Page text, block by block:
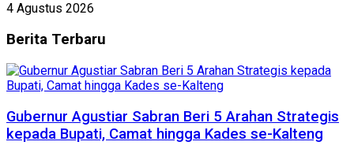
4 Agustus 2026
Berita Terbaru
Gubernur Agustiar Sabran Beri 5 Arahan Strategis
kepada Bupati, Camat hingga Kades se-Kalteng